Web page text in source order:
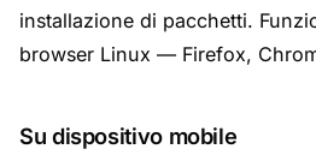
installazione di pacchetti.
browser Linux — Firefox,
Su dispositivo mobile